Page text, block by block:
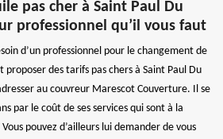
pas cher à Saint Paul Du
professionnel qu’il vous faut
d’un professionnel pour le changement de
des tarifs pas chers à Saint Paul Du
au couvreur Marescot Couverture. Il se
par le coût de ses services qui sont à la
pouvez d’ailleurs lui demander de vous